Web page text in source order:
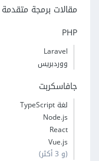
مقالات برمجة متقدمة
PHP
Laravel
ووردبريس
جافاسكربت
لغة TypeScript
Node.js
React
Vue.js
(و 3 أكثر)